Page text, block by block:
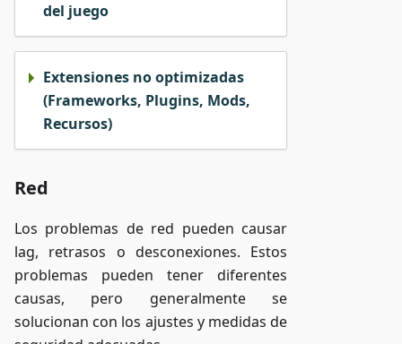
del juego
Extensiones no optimizadas
(Frameworks, Plugins, Mods,
Recursos)
Red
Los problemas de red pueden causar
lag, retrasos o desconexiones. Estos
problemas pueden tener diferentes
causas, pero generalmente se
solucionan con los ajustes y medidas de